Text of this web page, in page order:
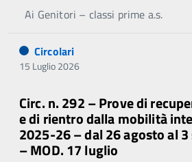
Ai Genitori – classi prime a.s.
Circolari
15 Luglio 2026
Circ. n. 292 – Prove di
e di rientro dalla mobilità
2025-26 – dal 26 agosto al
– MOD. 17 luglio